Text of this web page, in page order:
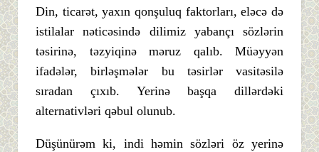
Din, ticarət, yaxın qonşuluq faktorları, eləcə də
istilalar nəticəsində dilimiz yabançı sözlərin
təsirinə, təzyiqinə məruz qalıb. Müəyyən
ifadələr, birləşmələr bu təsirlər vasitəsilə
sıradan çıxıb. Yerinə başqa dillərdəki
alternativləri qəbul olunub.
Düşünürəm ki, indi həmin sözləri öz yerinə